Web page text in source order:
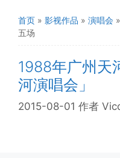
首页 » 影视作品 » 演唱会 »
五场
1988年广州天
河演唱会」
2015-08-01 作者